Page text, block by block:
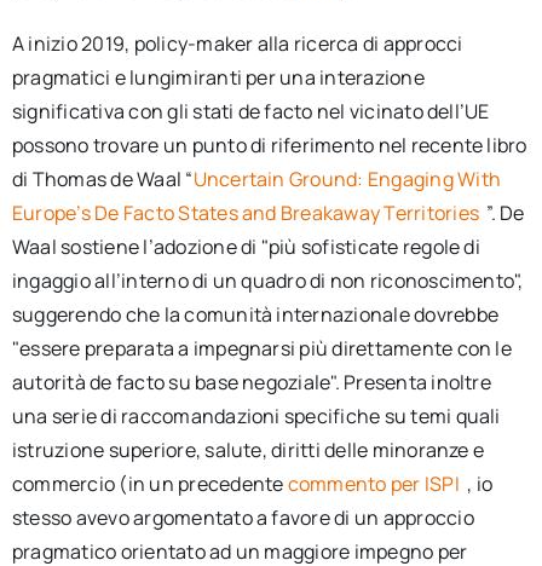
A inizio 2019, policy-maker alla ricerca di approcci
pragmatici e lungimiranti per una interazione
significativa con gli stati de facto nel vicinato dell’UE
possono trovare un punto di riferimento nel recente libro
di Thomas de Waal “Uncertain Ground: Engaging With
Europe’s De Facto States and Breakaway Territories ”. De
Waal sostiene l’adozione di "più sofisticate regole di
ingaggio all’interno di un quadro di non riconoscimento",
suggerendo che la comunità internazionale dovrebbe
"essere preparata a impegnarsi più direttamente con le
autorità de facto su base negoziale". Presenta inoltre
una serie di raccomandazioni specifiche su temi quali
istruzione superiore, salute, diritti delle minoranze e
commercio (in un precedentecommento per ISPI , io
stesso avevo argomentato a favore di un approccio
pragmatico orientato ad un maggiore impegno per